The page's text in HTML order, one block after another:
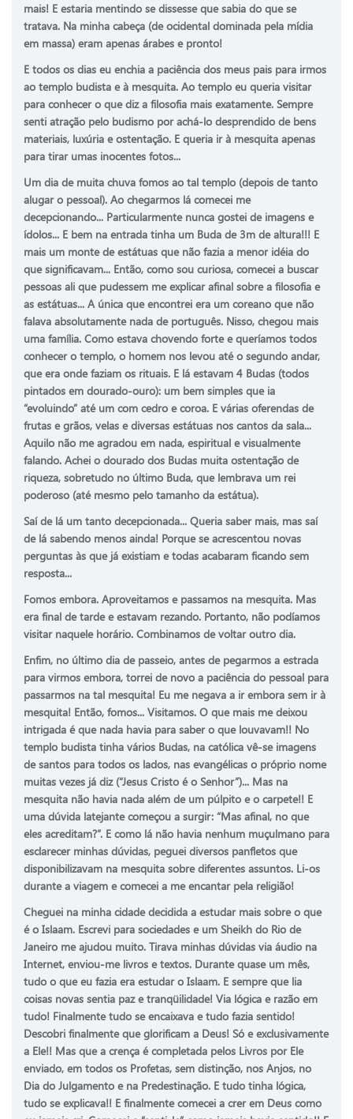
mais! E estaria mentindo se dissesse que sabia do que se
tratava. Na minha cabeça (de ocidental dominada pela mídia
em massa) eram apenas árabes e pronto!
E todos os dias eu enchia a paciência dos meus pais para irmos
ao templo budista e à mesquita. Ao templo eu queria visitar
para conhecer o que diz a filosofia mais exatamente. Sempre
senti atração pelo budismo por achá-lo desprendido de bens
materiais, luxúria e ostentação. E queria ir à mesquita apenas
para tirar umas inocentes fotos...
Um dia de muita chuva fomos ao tal templo (depois de tanto
alugar o pessoal). Ao chegarmos lá comecei me
decepcionando... Particularmente nunca gostei de imagens e
ídolos... E bem na entrada tinha um Buda de 3m de altura!!! E
mais um monte de estátuas que não fazia a menor idéia do
que significavam... Então, como sou curiosa, comecei a buscar
pessoas ali que pudessem me explicar afinal sobre a filosofia e
as estátuas... A única que encontrei era um coreano que não
falava absolutamente nada de português. Nisso, chegou mais
uma família. Como estava chovendo forte e queríamos todos
conhecer o templo, o homem nos levou até o segundo andar,
que era onde faziam os rituais. E lá estavam 4 Budas (todos
pintados em dourado-ouro): um bem simples que ia
“evoluindo” até um com cedro e coroa. E várias oferendas de
frutas e grãos, velas e diversas estátuas nos cantos da sala...
Aquilo não me agradou em nada, espiritual e visualmente
falando. Achei o dourado dos Budas muita ostentação de
riqueza, sobretudo no último Buda, que lembrava um rei
poderoso (até mesmo pelo tamanho da estátua).
Saí de lá um tanto decepcionada... Queria saber mais, mas saí
de lá sabendo menos ainda! Porque se acrescentou novas
perguntas às que já existiam e todas acabaram ficando sem
resposta...
Fomos embora. Aproveitamos e passamos na mesquita. Mas
era final de tarde e estavam rezando. Portanto, não podíamos
visitar naquele horário. Combinamos de voltar outro dia.
Enfim, no último dia de passeio, antes de pegarmos a estrada
para virmos embora, torrei de novo a paciência do pessoal para
passarmos na tal mesquita! Eu me negava a ir embora sem ir à
mesquita! Então, fomos... Visitamos. O que mais me deixou
intrigada é que nada havia para saber o que louvavam!! No
templo budista tinha vários Budas, na católica vê-se imagens
de santos para todos os lados, nas evangélicas o próprio nome
muitas vezes já diz (“Jesus Cristo é o Senhor”)... Mas na
mesquita não havia nada além de um púlpito e o carpete!! E
uma dúvida latejante começou a surgir: “Mas afinal, no que
eles acreditam?”. E como lá não havia nenhum muçulmano para
esclarecer minhas dúvidas, peguei diversos panfletos que
disponibilizavam na mesquita sobre diferentes assuntos. Li-os
durante a viagem e comecei a me encantar pela religião!
Cheguei na minha cidade decidida a estudar mais sobre o que
é o Islaam. Escrevi para sociedades e um Sheikh do Rio de
Janeiro me ajudou muito. Tirava minhas dúvidas via áudio na
Internet, enviou-me livros e textos. Durante quase um mês,
tudo o que eu fazia era estudar o Islaam. E sempre que lia
coisas novas sentia paz e tranqüilidade! Via lógica e razão em
tudo! Finalmente tudo se encaixava e tudo fazia sentido!
Descobri finalmente que glorificam a Deus! Só e exclusivamente
a Ele!! Mas que a crença é completada pelos Livros por Ele
enviado, em todos os Profetas, sem distinção, nos Anjos, no
Dia do Julgamento e na Predestinação. E tudo tinha lógica,
tudo se explicava!! E finalmente comecei a crer em Deus como